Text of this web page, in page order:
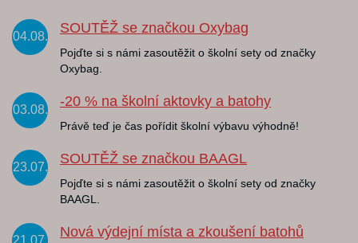
04.08.
SOUTĚŽ se značkou Oxybag
Pojďte si s námi zasoutěžit o školní sety od značky
Oxybag.
03.08.
-20 % na školní aktovky a batohy
Právě teď je čas pořídit školní výbavu výhodně!
23.07.
SOUTĚŽ se značkou BAAGL
Pojďte si s námi zasoutěžit o školní sety od značky
BAAGL.
Nová výdejní místa a zkoušení batohů